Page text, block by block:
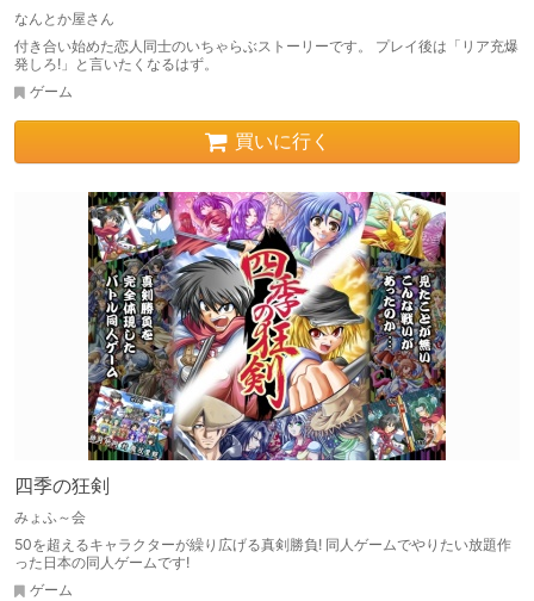
なんとか屋さん
付き合い始めた恋人同士のいちゃらぶストーリーです。 プレイ後は「リア充爆
発しろ!」と言いたくなるはず。
ゲーム
買いに行く
四季の狂剣
みょふ～会
50を超えるキャラクターが繰り広げる真剣勝負! 同人ゲームでやりたい放題作
った日本の同人ゲームです!
ゲーム